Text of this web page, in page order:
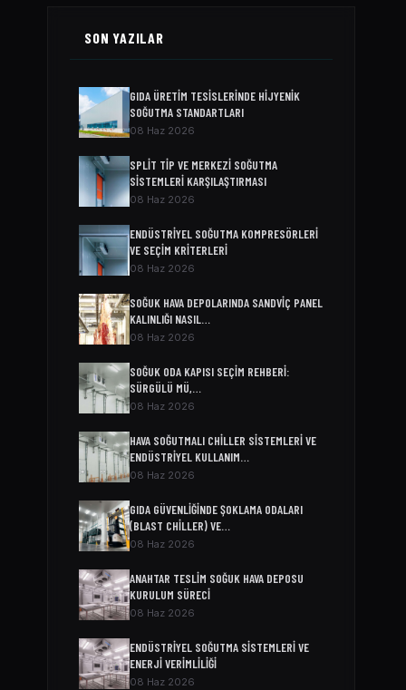
SON YAZILAR
GIDA ÜRETIM TESISLERINDE HIJYENIK
SOĞUTMA STANDARTLARI
08 Haz 2026
SPLIT TIP VE MERKEZI SOĞUTMA
SISTEMLERI KARŞILAŞTIRMASI
08 Haz 2026
ENDÜSTRIYEL SOĞUTMA KOMPRESÖRLERI
VE SEÇIM KRITERLERI
08 Haz 2026
SOĞUK HAVA DEPOLARINDA SANDVIÇ PANEL
KALINLIĞI NASIL…
08 Haz 2026
SOĞUK ODA KAPISI SEÇIM REHBERI:
SÜRGÜLÜ MÜ,…
08 Haz 2026
HAVA SOĞUTMALI CHILLER SISTEMLERI VE
ENDÜSTRIYEL KULLANIM…
08 Haz 2026
GIDA GÜVENLIĞINDE ŞOKLAMA ODALARI
(BLAST CHILLER) VE…
08 Haz 2026
ANAHTAR TESLIM SOĞUK HAVA DEPOSU
KURULUM SÜRECI
08 Haz 2026
ENDÜSTRIYEL SOĞUTMA SISTEMLERI VE
ENERJI VERIMLILIĞI
08 Haz 2026